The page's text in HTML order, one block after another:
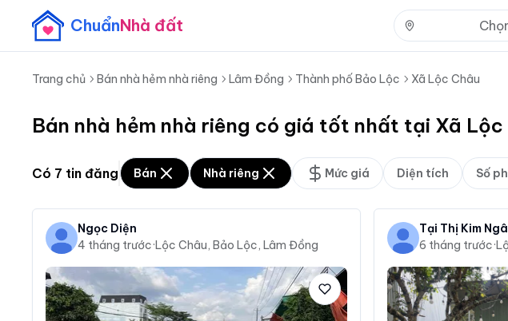
ChuẩnNhà đất
Trang chủ Bán nhà hẻm nhà riêng Lâm Đồng Thành phố Bảo Lộc Xã Lộc Châu
Bán nhà hẻm nhà riêng có giá tốt nhất tại Xã
Có 7 tin đăng Bán Nhà riêng Mức giá Diện tích Số
Ngọc Diện
4 tháng trước·Lộc Châu, Bảo Lộc, Lâm Đồng
Tại Thị Kim
6 tháng trước·